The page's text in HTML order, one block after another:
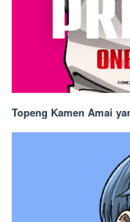
Topeng Kamen Amai